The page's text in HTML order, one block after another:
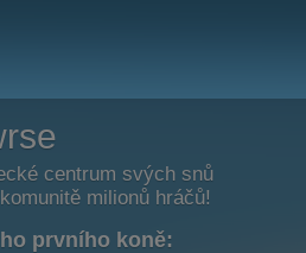
centrum svých snů
milionů hráčů!
prvního koně: